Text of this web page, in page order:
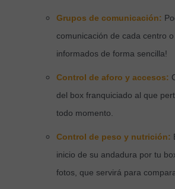
Grupos de comunicación:
comunicación de cada centro
informados de forma sencilla!
Control de aforo y accesos:
del box franquiciado al que
todo momento.
Control de peso y nutrición:
inicio de su andadura por tu
fotos, que servirá para